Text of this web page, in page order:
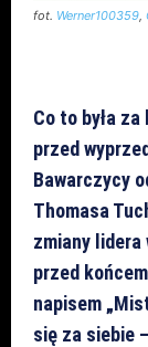
fot. Werner100359,
Co to była
przed
Bawarczycy
Thomasa
zmiany lidera
przed
napisem
się za siebie